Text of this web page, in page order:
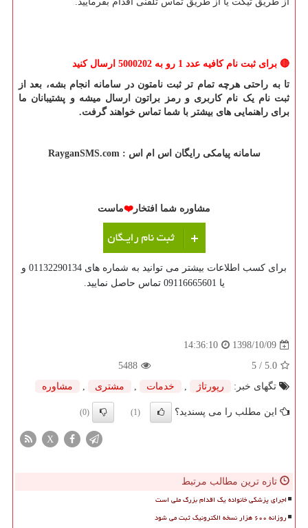
🔴 برای ثبت نام کافیه عدد 1 رو به 5000202 ارسال کنید
تا به راحتی هرچه تمام تر ثبت نامتون در سامانه انجام بشه، بعد از
ثبت نام یک نام کاربری و رمز براتون ارسال میشه و پشتیبانان ما
برای راهنمایی های بیشتر با شما تماس خواهند گرفت.
سامانه پیامکی رایگان اس ام اس : RayganSMS.com
مشاوره شما افتخار ❤️ماست
برای کسب اطلاعات بیشتر می توانید به شماره های 01132290134 و
یا 09116665601 تماس حاصل نمایید.
1398/10/09
14:36:10
5.0
/ 5
5488
تگهای خبر:
رپورتاژ , خدمات , مشتری , مشاوره
این مطلب را می پسندید؟ (1)
(0)
X
تازه ترین مطالب مرتبط
اجرای پزشکی خانواده یک اقدام بزرگ ملی است
روزانه ۶۰۰ هزار نسخه الکترونیک ثبت می شود